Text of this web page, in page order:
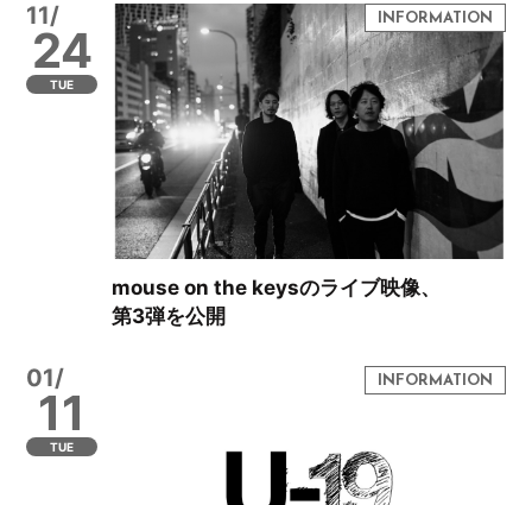
11/
24
TUE
mouse on the keysのライブ映像、
第3弾を公開
01/
11
TUE